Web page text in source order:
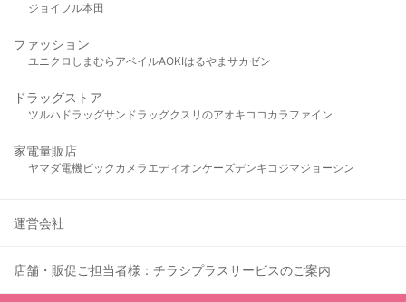
ジョイフル本田
ファッション
ユニクロ しまむら アベイルAOKIはるやま サカゼン
ドラッグストア
ツルハドラッグサンドラッグクスリのアオキ ココカラファイン
家電量販店
ヤマダ電機ビックカメラ エディオンケーズデンキ コジマジョーシン
運営会社
店舗・販促ご担当者様：チラシプラスサービスのご案内